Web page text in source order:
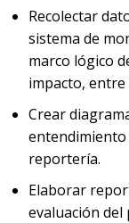
Recolectar
sistema de
marco lógico
impacto,
Crear
entendimiento
reportería.
Elaborar
evaluación del